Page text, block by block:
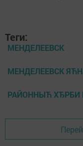
Теги:
МЕНДЕЛЕЕВСК
МЕНДЕЛЕЕВСК
РАЙОННЫЋ